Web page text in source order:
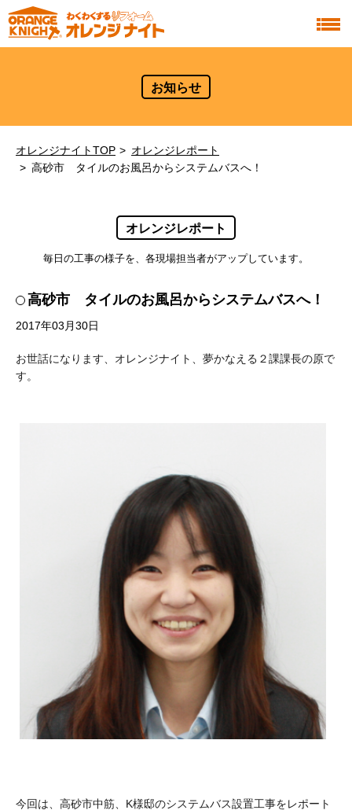
お知らせ
オレンジナイトTOP
オレンジレポート
高砂市 タイルのお風呂からシステムバスへ！
オレンジレポート
毎日の工事の様子を、各現場担当者がアップしています。
高砂市 タイルのお風呂からシステムバスへ！
2017年03月30日
お世話になります、オレンジナイト、夢かなえる２課課長の原で
す。
今回は、高砂市中筋、K様邸のシステムバス設置工事をレポート